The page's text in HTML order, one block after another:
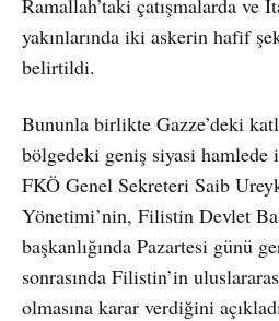
yakınlarında iki askerin hafif
belirtildi.
Bununla birlikte Gazze’deki
bölgedeki geniş siyasi hamlede
FKÖ Genel Sekreteri Saib
Yönetimi’nin, Filistin Devlet
başkanlığında Pazartesi günü
sonrasında Filistin’in
olmasına karar verdiğini